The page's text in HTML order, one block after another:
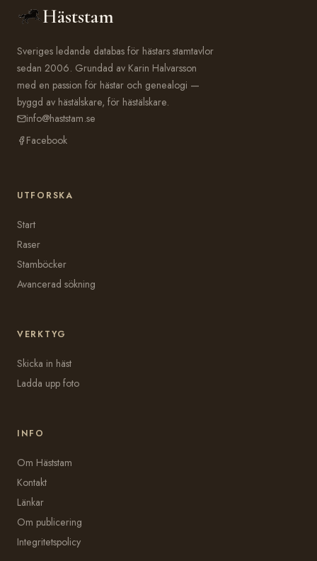
Häststam
Sveriges ledande databas för hästars stamtavlor
sedan 2006. Grundad av Karin Halvarsson
med en passion för hästar och genealogi —
byggd av hästälskare, för hästälskare.
info@haststam.se
Facebook
UTFORSKA
Start
Raser
Stamböcker
Avancerad sökning
VERKTYG
Skicka in häst
Ladda upp foto
INFO
Om Häststam
Kontakt
Länkar
Om publicering
Integritetspolicy